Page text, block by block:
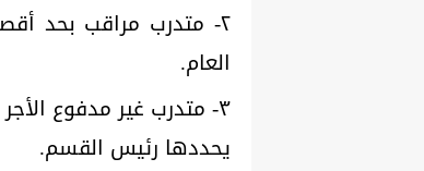
٢- متدرب مراقب بحد
العام.
٣- متدرب غير مدفوع
يحددها رئيس القسم.